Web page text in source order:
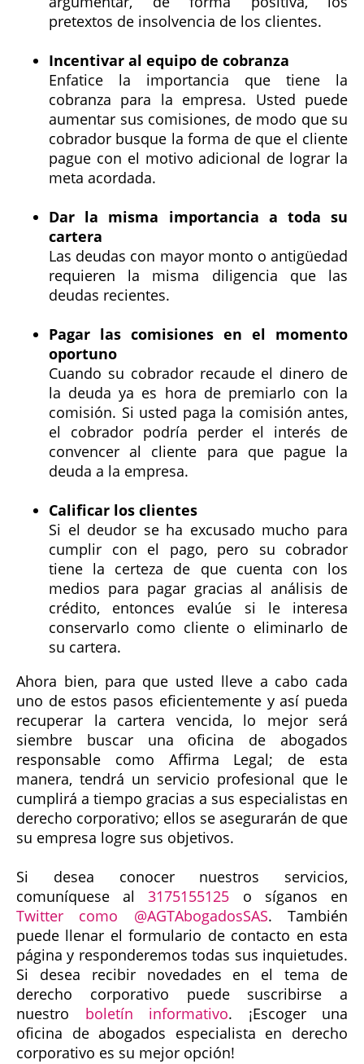
pretextos de insolvencia de los clientes.
Incentivar al equipo de cobranza
Enfatice la importancia que tiene la
cobranza para la empresa. Usted puede
aumentar sus comisiones, de modo que su
cobrador busque la forma de que el cliente
pague con el motivo adicional de lograr la
meta acordada.
Dar la misma importancia a toda su
cartera
Las deudas con mayor monto o antigüedad
requieren la misma diligencia que las
deudas recientes.
Pagar las comisiones en el momento
oportuno
Cuando su cobrador recaude el dinero de
la deuda ya es hora de premiarlo con la
comisión. Si usted paga la comisión antes,
el cobrador podría perder el interés de
convencer al cliente para que pague la
deuda a la empresa.
Calificar los clientes
Si el deudor se ha excusado mucho para
cumplir con el pago, pero su cobrador
tiene la certeza de que cuenta con los
medios para pagar gracias al análisis de
crédito, entonces evalúe si le interesa
conservarlo como cliente o eliminarlo de
su cartera.
Ahora bien, para que usted lleve a cabo cada
uno de estos pasos eficientemente y así pueda
recuperar la cartera vencida, lo mejor será
siembre buscar una oficina de abogados
responsable como Affirma Legal; de esta
manera, tendrá un servicio profesional que le
cumplirá a tiempo gracias a sus especialistas en
derecho corporativo; ellos se asegurarán de que
su empresa logre sus objetivos.
Si desea conocer nuestros servicios,
comuníquese al3175155125 o síganos en
Twitter como @AGTAbogadosSAS. También
puede llenar el formulario de contacto en esta
página y responderemos todas sus inquietudes.
Si desea recibir novedades en el tema de
derecho corporativo puede suscribirse a
nuestro boletín informativo. ¡Escoger una
oficina de abogados especialista en derecho
corporativo es su mejor opción!